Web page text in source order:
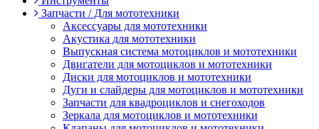
Запчасти / Для мототехники
Аксессуары для мототехники
Акустика для мототехники
Выпускная система мотоциклов и мототехники
Двигатели для мотоциклов и мототехники
Диски для мотоциклов и мототехники
Дуги и слайдеры для мотоциклов и мототехники
Запчасти для квадроциклов и снегоходов
Зеркала для мотоциклов и мототехники